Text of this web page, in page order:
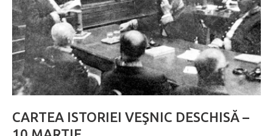
CARTEA ISTORIEI VEŞNIC DESCHISĂ –